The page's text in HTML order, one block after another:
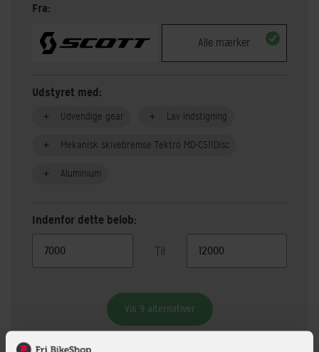
Fra:
Alle mærker
Udstyret med:
Udvendige gear Lav indstigning
Mekanisk skivebremse Tektro MD-C511Disc
Aluminium
Indenfor dette beløb:
Til
Vis 9 alternativer